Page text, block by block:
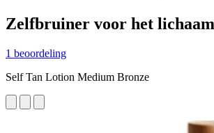
Zelfbruiner voor het lichaam
1 beoordeling
Self Tan Lotion Medium Bronze